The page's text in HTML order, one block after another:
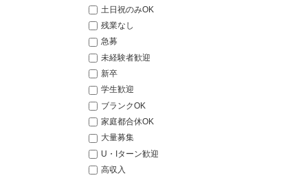
土日祝のみOK
残業なし
急募
未経験者歓迎
新卒
学生歓迎
ブランクOK
家庭都合休OK
大量募集
U・Iターン歓迎
高収入